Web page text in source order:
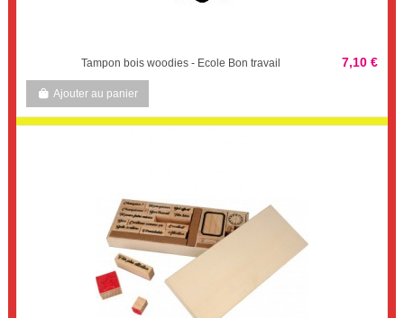
Tampon bois woodies - Ecole Bon travail 7,10 €
Ajouter au panier